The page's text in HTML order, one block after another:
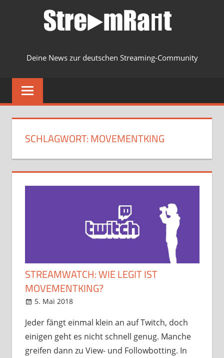
Deine News zur deutschen Streaming-Community
MENU
SCHLAGWORT:MOVEMENTKING
STREAMWATCH: WIE LEGIT IST
MOVEMENTKING?
5. Mai 2018
Jeder fängt einmal klein an auf Twitch, doch
einigen geht es nicht schnell genug. Manche
greifen dann zu View- und Followbotting. In